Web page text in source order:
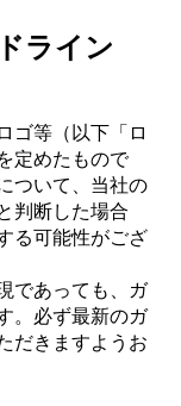
ライン
ゴ等（以下「ロ
定めたもので
ついて、当社の
判断した場合
る可能性がござ
であっても、ガ
。必ず最新のガ
だきますようお